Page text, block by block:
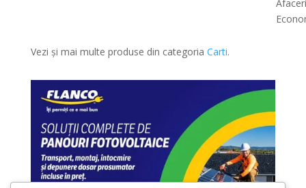
Afaceri
Vezi și mai multe produse din categoria Carti.